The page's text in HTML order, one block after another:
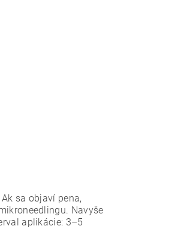
sa objaví pena,
Navyše
aplikácie: 3–5